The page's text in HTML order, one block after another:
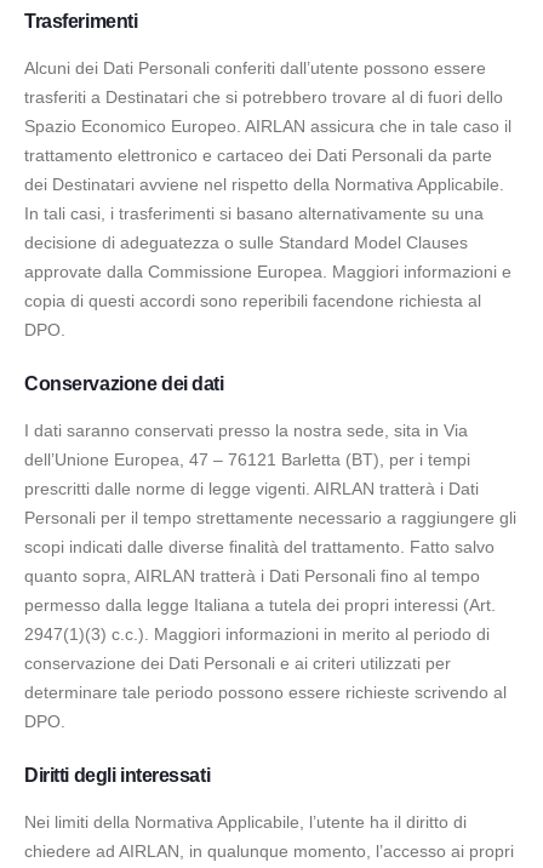
Trasferimenti
Alcuni dei Dati Personali conferiti dall’utente possono essere
trasferiti a Destinatari che si potrebbero trovare al di fuori dello
Spazio Economico Europeo. AIRLAN assicura che in tale caso il
trattamento elettronico e cartaceo dei Dati Personali da parte
dei Destinatari avviene nel rispetto della Normativa Applicabile.
In tali casi, i trasferimenti si basano alternativamente su una
decisione di adeguatezza o sulle Standard Model Clauses
approvate dalla Commissione Europea. Maggiori informazioni e
copia di questi accordi sono reperibili facendone richiesta al
DPO.
Conservazione dei dati
I dati saranno conservati presso la nostra sede, sita in Via
dell’Unione Europea, 47 – 76121 Barletta (BT), per i tempi
prescritti dalle norme di legge vigenti. AIRLAN tratterà i Dati
Personali per il tempo strettamente necessario a raggiungere gli
scopi indicati dalle diverse finalità del trattamento. Fatto salvo
quanto sopra, AIRLAN tratterà i Dati Personali fino al tempo
permesso dalla legge Italiana a tutela dei propri interessi (Art.
2947(1)(3) c.c.). Maggiori informazioni in merito al periodo di
conservazione dei Dati Personali e ai criteri utilizzati per
determinare tale periodo possono essere richieste scrivendo al
DPO.
Diritti degli interessati
Nei limiti della Normativa Applicabile, l’utente ha il diritto di
chiedere ad AIRLAN, in qualunque momento, l’accesso ai propri